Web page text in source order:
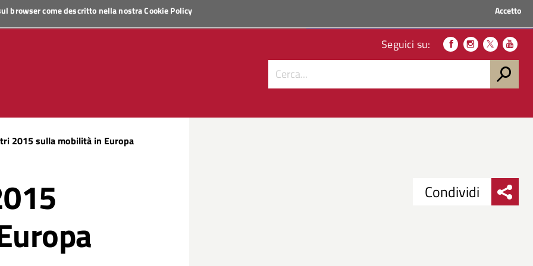
browser come descritto nella nostraCookie Policy Accetto
Seguici su:
2015 sulla mobilità in Europa
Condividi